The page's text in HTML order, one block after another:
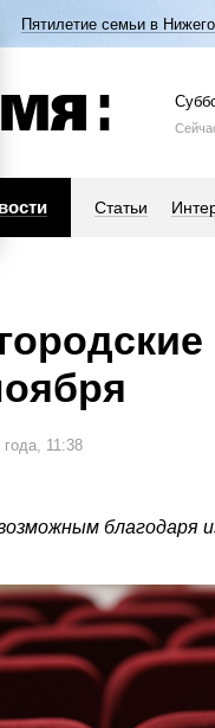
Пятилетие семьи в
Статьи
11:38
благодаря